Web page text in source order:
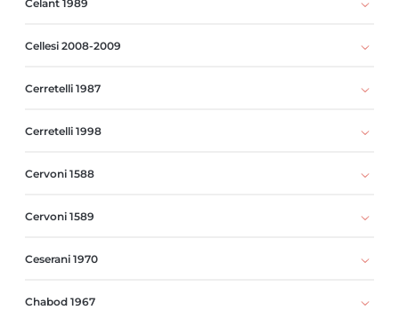
Cellesi 2008-2009
Cerretelli 1987
Cerretelli 1998
Cervoni 1588
Cervoni 1589
Ceserani 1970
Chabod 1967